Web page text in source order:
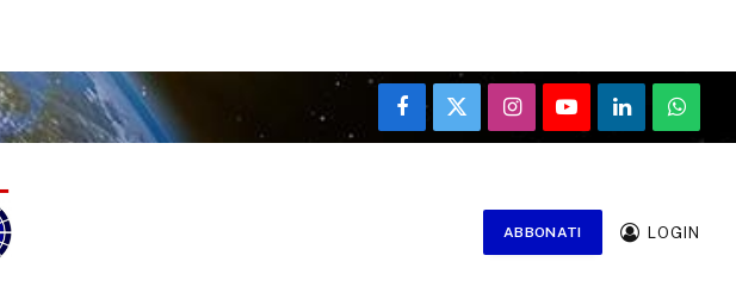
Facebook
X
(Twitter)
InstagramYouTubeLinkedIn
ABBONATI LOGIN